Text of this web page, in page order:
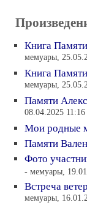
Книга
мемуары,
Книга
мемуары,
Памяти
08.04.2025 11:16
Мои родные
Памяти
Фото
- мемуары,
Встреча
мемуары,